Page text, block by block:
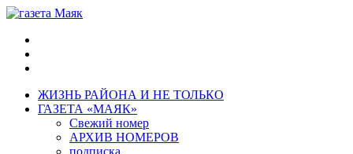
ЖИЗНЬ РАЙОНА И НЕ ТОЛЬКО
ГАЗЕТА «МАЯК»
Свежий номер
АРХИВ НОМЕРОВ
подписка